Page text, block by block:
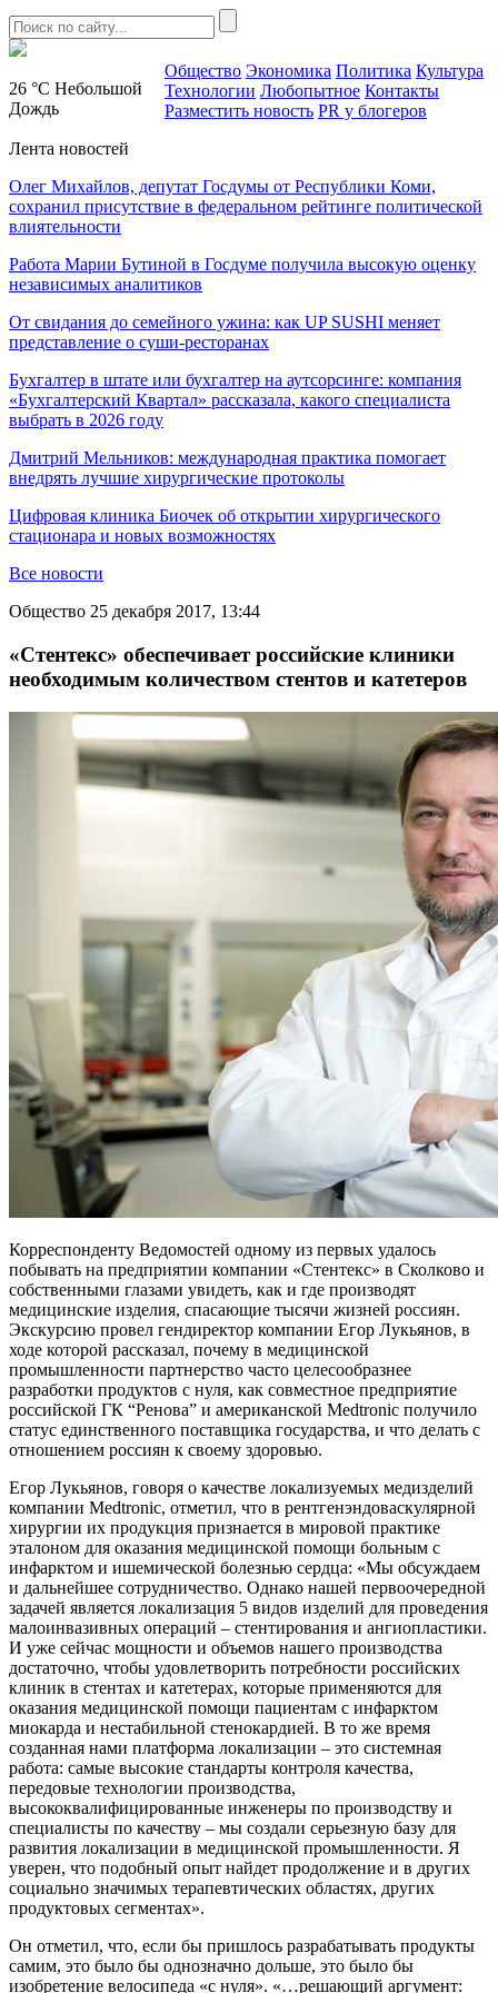
26 °C Небольшой
Дождь
Общество Экономика Политика Культура
Технологии Любопытное Контакты
Разместить новость PR у блогеров
Лента новостей
Олег Михайлов, депутат Госдумы от Республики Коми,
сохранил присутствие в федеральном рейтинге политической
влиятельности
Работа Марии Бутиной в Госдуме получила высокую оценку
независимых аналитиков
От свидания до семейного ужина: как UP SUSHI меняет
представление о суши-ресторанах
Бухгалтер в штате или бухгалтер на аутсорсинге: компания
«Бухгалтерский Квартал» рассказала, какого специалиста
выбрать в 2026 году
Дмитрий Мельников: международная практика помогает
внедрять лучшие хирургические протоколы
Цифровая клиника Биочек об открытии хирургического
стационара и новых возможностях
Все новости
Общество 25 декабря 2017, 13:44
«Стентекс» обеспечивает российские клиники
необходимым количеством стентов и катетеров
Корреспонденту Ведомостей одному из первых удалось
побывать на предприятии компании «Стентекс» в Сколково и
собственными глазами увидеть, как и где производят
медицинские изделия, спасающие тысячи жизней россиян.
Экскурсию провел гендиректор компании Егор Лукьянов, в
ходе которой рассказал, почему в медицинской
промышленности партнерство часто целесообразнее
разработки продуктов с нуля, как совместное предприятие
российской ГК “Ренова” и американской Medtronic получило
статус единственного поставщика государства, и что делать с
отношением россиян к своему здоровью.
Егор Лукьянов, говоря о качестве локализуемых медизделий
компании Medtronic, отметил, что в рентгенэндоваскулярной
хирургии их продукция признается в мировой практике
эталоном для оказания медицинской помощи больным с
инфарктом и ишемической болезнью сердца: «Мы обсуждаем
и дальнейшее сотрудничество. Однако нашей первоочередной
задачей является локализация 5 видов изделий для проведения
малоинвазивных операций – стентирования и ангиопластики.
И уже сейчас мощности и объемов нашего производства
достаточно, чтобы удовлетворить потребности российских
клиник в стентах и катетерах, которые применяются для
оказания медицинской помощи пациентам с инфарктом
миокарда и нестабильной стенокардией. В то же время
созданная нами платформа локализации – это системная
работа: самые высокие стандарты контроля качества,
передовые технологии производства,
высококвалифицированные инженеры по производству и
специалисты по качеству – мы создали серьезную базу для
развития локализации в медицинской промышленности. Я
уверен, что подобный опыт найдет продолжение и в других
социально значимых терапевтических областях, других
продуктовых сегментах».
Он отметил, что, если бы пришлось разрабатывать продукты
самим, это было бы однозначно дольше, это было бы
изобретение велосипеда «с нуля». «…решающий аргумент: